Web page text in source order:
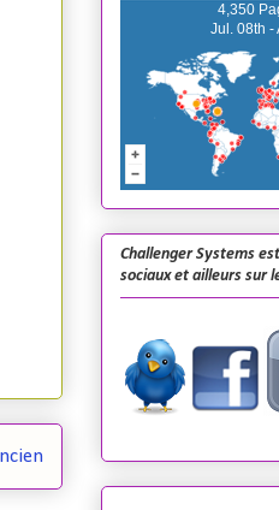
4,350
Jul. 08th -
Challenger Systems
sociaux et ailleurs sur